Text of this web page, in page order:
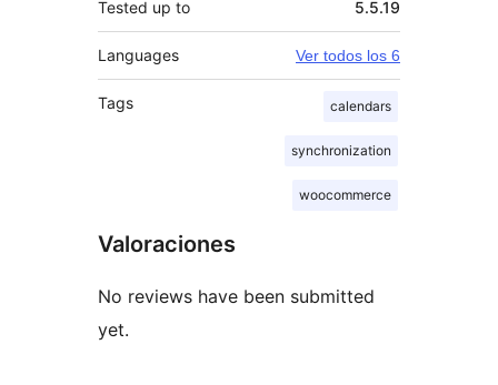
Tested up to 5.5.19
Languages Ver todos los 6
Tags calendars
synchronization
woocommerce
Valoraciones
No reviews have been submitted
yet.